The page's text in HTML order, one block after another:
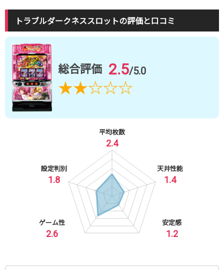
トラブルダークネススロットの評価と口コミ
総合評価 2.5/5.0
★★☆☆☆
2.4
平均枚数
1.4
天井性能
1.2
安定感
2.6
ゲーム性
1.8
設定判別